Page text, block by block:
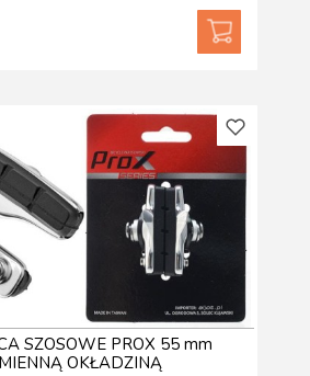
SZOSOWE PROX 55 mm
OKŁADZINĄ